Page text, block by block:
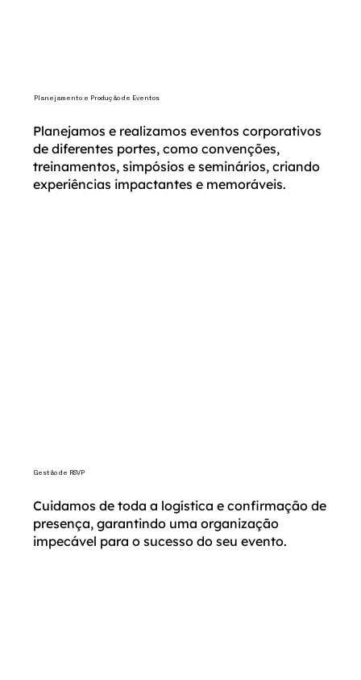
Planejamento e Produção de Eventos
Planejamos e realizamos eventos corporativos
de diferentes portes, como convenções,
treinamentos, simpósios e seminários, criando
experiências impactantes e memoráveis.
Gestão de RSVP
Cuidamos de toda a logística e confirmação de
presença, garantindo uma organização
impecável para o sucesso do seu evento.